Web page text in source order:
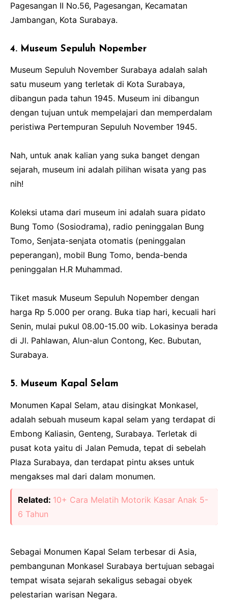
Pagesangan II No.56, Pagesangan, Kecamatan
Jambangan, Kota Surabaya.
4. Museum Sepuluh Nopember
Museum Sepuluh November Surabaya adalah salah
satu museum yang terletak di Kota Surabaya,
dibangun pada tahun 1945. Museum ini dibangun
dengan tujuan untuk mempelajari dan memperdalam
peristiwa Pertempuran Sepuluh November 1945.
Nah, untuk anak kalian yang suka banget dengan
sejarah, museum ini adalah pilihan wisata yang pas
nih!
Koleksi utama dari museum ini adalah suara pidato
Bung Tomo (Sosiodrama), radio peninggalan Bung
Tomo, Senjata-senjata otomatis (peninggalan
peperangan), mobil Bung Tomo, benda-benda
peninggalan H.R Muhammad.
Tiket masuk Museum Sepuluh Nopember dengan
harga Rp 5.000 per orang. Buka tiap hari, kecuali hari
Senin, mulai pukul 08.00-15.00 wib. Lokasinya berada
di Jl. Pahlawan, Alun-alun Contong, Kec. Bubutan,
Surabaya.
5. Museum Kapal Selam
Monumen Kapal Selam, atau disingkat Monkasel,
adalah sebuah museum kapal selam yang terdapat di
Embong Kaliasin, Genteng, Surabaya. Terletak di
pusat kota yaitu di Jalan Pemuda, tepat di sebelah
Plaza Surabaya, dan terdapat pintu akses untuk
mengakses mal dari dalam monumen.
Related: 10+ Cara Melatih Motorik Kasar Anak 5-
6 Tahun
Sebagai Monumen Kapal Selam terbesar di Asia,
pembangunan Monkasel Surabaya bertujuan sebagai
tempat wisata sejarah sekaligus sebagai obyek
pelestarian warisan Negara.